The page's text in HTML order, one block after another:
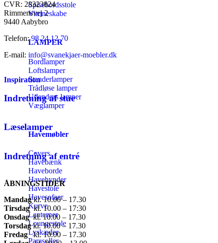
Spisebordsstole
Vitrineskabe
LAMPER
Bordlamper
Loftslamper
Standerlamper
Trådløse lamper
Udendørs lamper
Væglamper
Havemøbler
Covers
Havebænk
Haveborde
Havehynder
Havestole
Havesofaer
Kurve
Lanterner
Loungestole
Lyskæder
Parasoller
CVR: 28323824
Rimmensvej 2
9440 Aabybro
Telefon:98 24 12 70
E-mail: info@svanekjaer-moebler.dk
Inspiration
Indretning af stue
Læselamper
Indretning af entré
ÅBNINGSTIDER
Mandag​ kl. 10.00 – 17.30​
Tirsdag​ kl. 10.00 – 17:30​
Onsdag​ kl. 10.00 – 17.30​
Torsdag​ kl. 10.00 – 17.30​
Fredag​ kl. 10.00 – 17.30​